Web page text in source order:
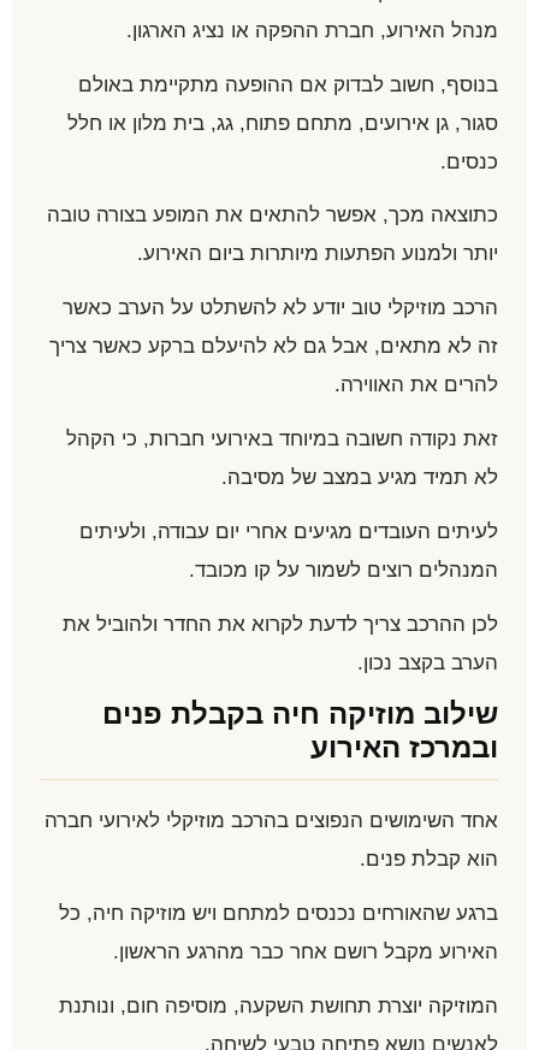
מנהל האירוע, חברת ההפקה או נציג הארגון.
בנוסף, חשוב לבדוק אם ההופעה מתקיימת באולם
סגור, גן אירועים, מתחם פתוח, גג, בית מלון או חלל
כנסים.
כתוצאה מכך, אפשר להתאים את המופע בצורה טובה
יותר ולמנוע הפתעות מיותרות ביום האירוע.
הרכב מוזיקלי טוב יודע לא להשתלט על הערב כאשר
זה לא מתאים, אבל גם לא להיעלם ברקע כאשר צריך
להרים את האווירה.
זאת נקודה חשובה במיוחד באירועי חברות, כי הקהל
לא תמיד מגיע במצב של מסיבה.
לעיתים העובדים מגיעים אחרי יום עבודה, ולעיתים
המנהלים רוצים לשמור על קו מכובד.
לכן ההרכב צריך לדעת לקרוא את החדר ולהוביל את
הערב בקצב נכון.
שילוב מוזיקה חיה בקבלת פנים
ובמרכז האירוע
אחד השימושים הנפוצים בהרכב מוזיקלי לאירועי חברה
הוא קבלת פנים.
ברגע שהאורחים נכנסים למתחם ויש מוזיקה חיה, כל
האירוע מקבל רושם אחר כבר מהרגע הראשון.
המוזיקה יוצרת תחושת השקעה, מוסיפה חום, ונותנת
לאנשים נושא פתיחה טבעי לשיחה.